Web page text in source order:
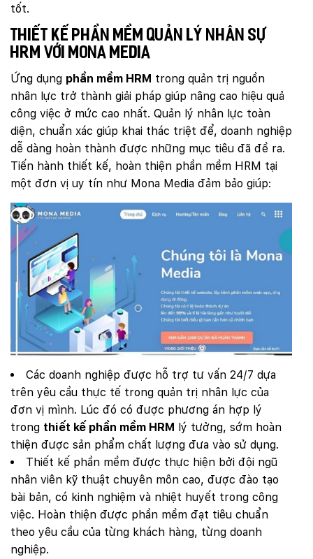
tốt.
Thiết kế phần mềm quản lý nhân sự
HRM với Mona Media
Ứng dụng phần mềm HRM trong quản trị nguồn
nhân lực trở thành giải pháp giúp nâng cao hiệu quả
công việc ở mức cao nhất. Quản lý nhân lực toàn
diện, chuẩn xác giúp khai thác triệt để, doanh nghiệp
dễ dàng hoàn thành được những mục tiêu đã đề ra.
Tiến hành thiết kế, hoàn thiện phần mềm HRM tại
một đơn vị uy tín như Mona Media đảm bảo giúp:
Các doanh nghiệp được hỗ trợ tư vấn 24/7 dựa
trên yêu cầu thực tế trong quản trị nhân lực của
đơn vị mình. Lúc đó có được phương án hợp lý
trong thiết kế phần mềm HRM lý tưởng, sớm hoàn
thiện được sản phẩm chất lượng đưa vào sử dụng.
Thiết kế phần mềm được thực hiện bởi đội ngũ
nhân viên kỹ thuật chuyên môn cao, được đào tạo
bài bản, có kinh nghiệm và nhiệt huyết trong công
việc. Hoàn thiện được phần mềm đạt tiêu chuẩn
theo yêu cầu của từng khách hàng, từng doanh
nghiệp.